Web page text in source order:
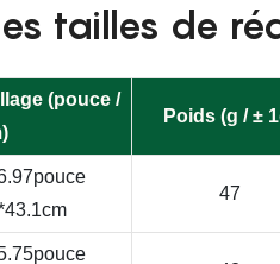
tailles de
(pouce /
Poids (g / ±
47